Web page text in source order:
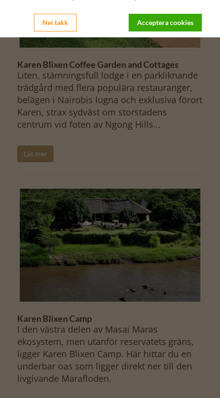
Karen Blixen Coffee Garden and Cottages
Liten, stämningsfull lodge i en parkliknande
trädgård med flera populära restauranger,
belägen i Nairobis lugna och exklusiva förort
Karen, strax sydväst om storstadens
centrum vid foten av Ngong Hills...
Läs mer
Karen Blixen Camp
I den västra delen av Masai Maras
ekosystem, men utanför reservatets gräns,
ligger Karen Blixen Camp. Här hittar du en
underbar oas som ligger direkt ner till den
livgivande Marafloden.
Nei takk Acceptera cookies